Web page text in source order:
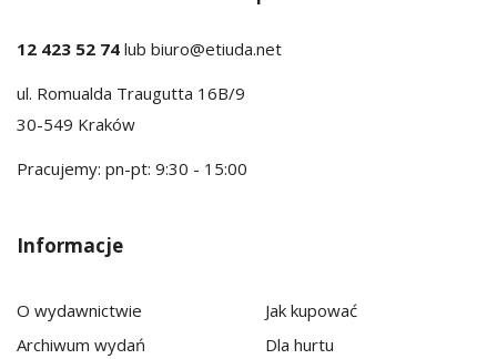
12 423 52 74 lub biuro@etiuda.net
ul. Romualda Traugutta 16B/9
30-549 Kraków
Pracujemy: pn-pt: 9:30 - 15:00
Informacje
O wydawnictwie
Archiwum wydań
Jak kupować
Dla hurtu